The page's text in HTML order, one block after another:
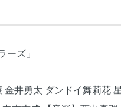
ーズ」
金井勇太 ダンドイ舞莉花